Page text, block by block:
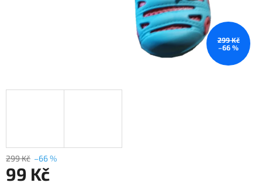
299 Kč
–66 %
299 Kč –66 %
99 Kč